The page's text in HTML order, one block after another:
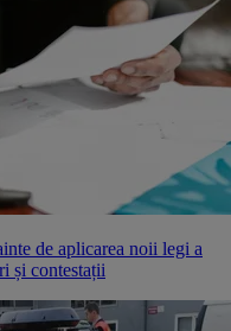
de aplicarea noii legi a
și contestații